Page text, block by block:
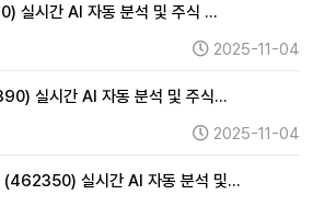
실시간 AI 자동 분석 및 주식 …
2025-11-04
실시간 AI 자동 분석 및 주식…
2025-11-04
(462350) 실시간 AI 자동 분석 및…